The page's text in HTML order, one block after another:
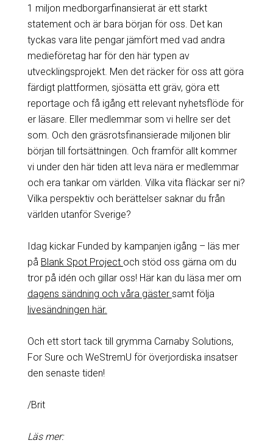
1 miljon medborgarfinansierat är ett starkt
statement och är bara början för oss. Det kan
tyckas vara lite pengar jämfört med vad andra
medieföretag har för den här typen av
utvecklingsprojekt. Men det räcker för oss att göra
färdigt plattformen, sjösätta ett gräv, göra ett
reportage och få igång ett relevant nyhetsflöde för
er läsare. Eller medlemmar som vi hellre ser det
som. Och den gräsrotsfinansierade miljonen blir
början till fortsättningen. Och framför allt kommer
vi under den här tiden att leva nära er medlemmar
och era tankar om världen. Vilka vita fläckar ser ni?
Vilka perspektiv och berättelser saknar du från
världen utanför Sverige?
Idag kickar Funded by kampanjen igång – läs mer
på Blank Spot Project och stöd oss gärna om du
tror på idén och gillar oss! Här kan du läsa mer om
dagens sändning och våra gäster samt följa
livesändningen här.
Och ett stort tack till grymma Carnaby Solutions,
For Sure och WeStremU för överjordiska insatser
den senaste tiden!
/Brit
Läs mer: